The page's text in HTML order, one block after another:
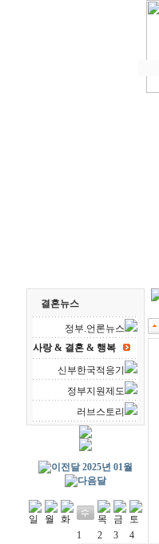
결혼뉴스
정부.언론뉴스
사랑 & 결혼 & 행복
신부한국적응기
정부지원제도
러브스토리
2025년 01월
1 2 3
4